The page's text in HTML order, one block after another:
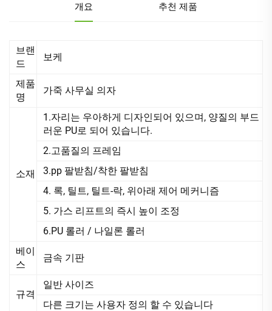
개요 추천 제품
브랜
드
보케
제품
명
가죽 사무실 의자
소재
1.자리는 우아하게 디자인되어 있으며, 양질의 부드
러운 PU로 되어 있습니다.
2.고품질의 프레임
3.pp 팔받침/착한 팔받침
4. 록, 틸트, 틸트-락, 위아래 제어 메커니즘
5. 가스 리프트의 즉시 높이 조정
6.PU 롤러 / 나일론 롤러
베이
스
금속 기판
규격
일반 사이즈
다른 크기는 사용자 정의 할 수 있습니다